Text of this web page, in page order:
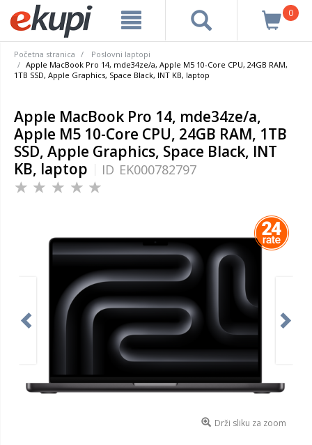
0
Početna stranica
Poslovni laptopi
Apple MacBook Pro 14, mde34ze/a, Apple M5 10-Core CPU, 24GB RAM,
1TB SSD, Apple Graphics, Space Black, INT KB, laptop
Apple MacBook Pro 14, mde34ze/a,
Apple M5 10-Core CPU, 24GB RAM, 1TB
SSD, Apple Graphics, Space Black, INT
KB, laptop
ID EK000782797
Drži sliku za zoom